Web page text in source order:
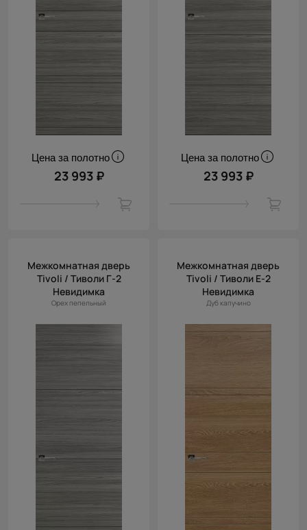
Цена за полотно
23 993 ₽
Цена за полотно
23 993 ₽
Межкомнатная дверь
Tivoli / Тиволи Г-2
Невидимка
Орех пепельный
Межкомнатная дверь
Tivoli / Тиволи Е-2
Невидимка
Дуб капучино